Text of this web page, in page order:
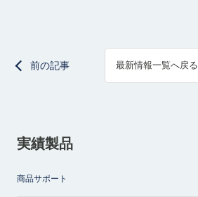
前の記事 最新情報一覧へ戻る
実績製品
商品サポート